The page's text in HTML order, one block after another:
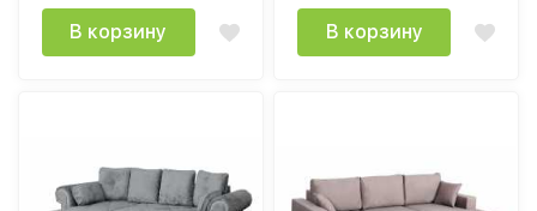
В корзину
голубой
В корзину